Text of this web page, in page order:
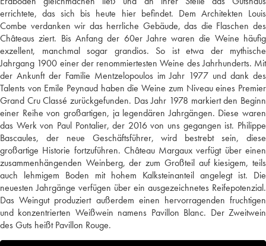
errichtete, das sich bis heute hier befindet. Dem Architekten Louis
Combe verdanken wir das herrliche Gebäude, das die Flaschen des
Châteaus ziert. Bis Anfang der 60er Jahre waren die Weine häufig
exzellent, manchmal sogar grandios. So ist etwa der mythische
Jahrgang 1900 einer der renommiertesten Weine des Jahrhunderts. Mit
der Ankunft der Familie Mentzelopoulos im Jahr 1977 und dank des
Talents von Emile Peynaud haben die Weine zum Niveau eines Premier
Grand Cru Classé zurückgefunden. Das Jahr 1978 markiert den Beginn
einer Reihe von großartigen, ja legendären Jahrgängen. Diese waren
das Werk von Paul Pontalier, der 2016 von uns gegangen ist. Philippe
Bascaules, der neue Geschäftsführer, wird bestrebt sein, diese
großartige Historie fortzuführen. Château Margaux verfügt über einen
zusammenhängenden Weinberg, der zum Großteil auf kiesigem, teils
auch lehmigem Boden mit hohem Kalksteinanteil angelegt ist. Die
neuesten Jahrgänge verfügen über ein ausgezeichnetes Reifepotenzial.
Das Weingut produziert außerdem einen hervorragenden fruchtigen
und konzentrierten Weißwein namens Pavillon Blanc. Der Zweitwein
des Guts heißt Pavillon Rouge.